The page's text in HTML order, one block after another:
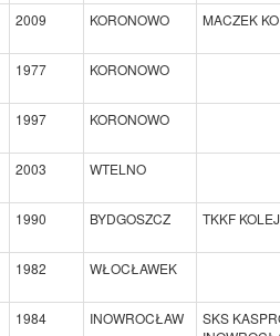
2009 KORONOWO MACZEK
1977 KORONOWO
1997 KORONOWO
2003 WTELNO
1990 BYDGOSZCZ TKKF
1982 WŁOCŁAWEK
1984 INOWROCŁAW
SKS